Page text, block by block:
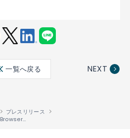
ter
edin
一覧へ戻る NEXT
プレスリリース
Browser v3.5」をファーウェイ・テクノロジーズのグローバル市場向け携帯電話に提供